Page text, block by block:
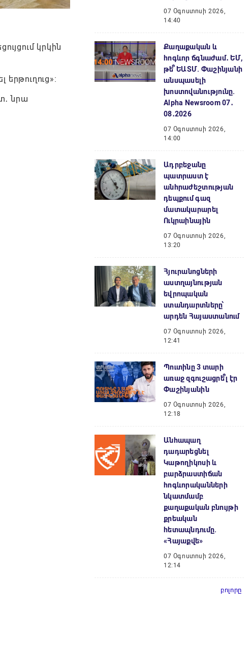
կրկին
նրա
07 Օգոստոսի 2026,
14:40
Քաղաքական և
հոգևոր ճգնաժամ․ ԵՄ,
թե՞ ԵԱՏՄ. Փաշինյանի
անսպասելի
խոստովանությունը.
Alpha Newsroom 07․
08․2026
07 Օգոստոսի 2026,
14:00
Ադրբեջանը
պատրաստ է
անհրաժեշտության
դեպքում գազ
մատակարարել
Ուկրաինային
07 Օգոստոսի 2026,
13:20
Հյուրանոցների
աստղայնության
եվրոպական
ստանդարտները՝
արդեն Հայաստանում
07 Օգոստոսի 2026,
12:41
Պուտինը 3 տարի
առաջ զգուշացրե՞լ էր
Փաշինյանին
07 Օգոստոսի 2026,
12:18
Անհապաղ
դադարեցնել
Կաթողիկոսի և
բարձրաստիճան
հոգևորականների
նկատմամբ
քաղաքական բնույթի
քրեական
հետապնդումը.
«Հայաքվե»
07 Օգոստոսի 2026,
12:14
բոլորը